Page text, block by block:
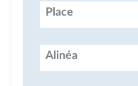
Place
Alinéa